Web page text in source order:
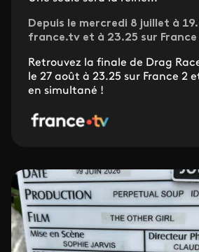
Depuis le mercredi 8 juillet à
france.tv et à 23.25 sur France
Retrouvez la finale de Drag
le 27 août à 23.25 sur France 2
en simultané !